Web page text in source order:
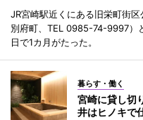
JR宮崎駅近くにある旧栄町街
別府町、TEL 0985-74-9997）
日で1カ月がたった。
暮らす・働く
宮崎に貸し切
井はヒノキで